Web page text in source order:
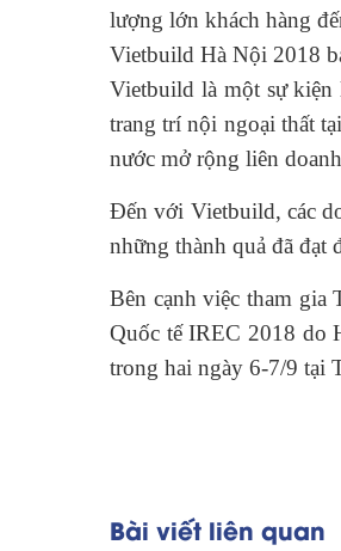
lượng lớn khách hàng
Vietbuild Hà Nội 2018
Vietbuild là một sự kiện
trang trí nội ngoại thất
nước mở rộng liên
Đến với Vietbuild, các
những thành quả đã đạt
Bên cạnh việc tham gia
Quốc tế IREC 2018 do
trong hai ngày 6-7/9 tại
Bài viết liên quan